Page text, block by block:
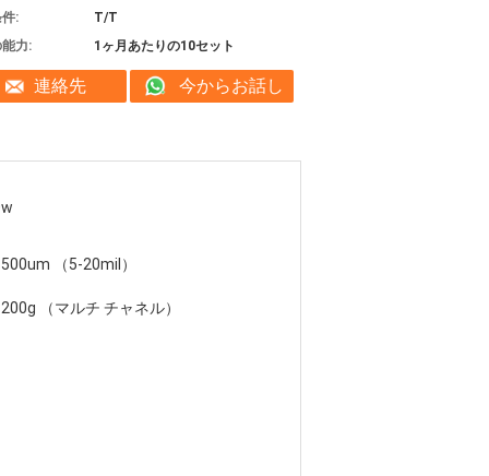
:
T/T
力:
1ヶ月あたりの10セット
連絡先 今からお話し
（5-20mil）
（マルチ チャネル）